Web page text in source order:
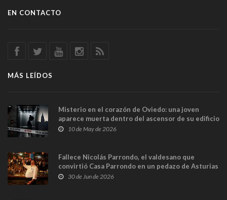
EN CONTACTO
MÁS LEÍDOS
Misterio en el corazón de Oviedo: una joven
aparece muerta dentro del ascensor de su edificio
y las cámaras captan sus últimos minutos
10 de May de 2026
Fallece Nicolás Parrondo, el valdesano que
convirtió Casa Parrondo en un pedazo de Asturias
en Madrid
30 de Jun de 2026